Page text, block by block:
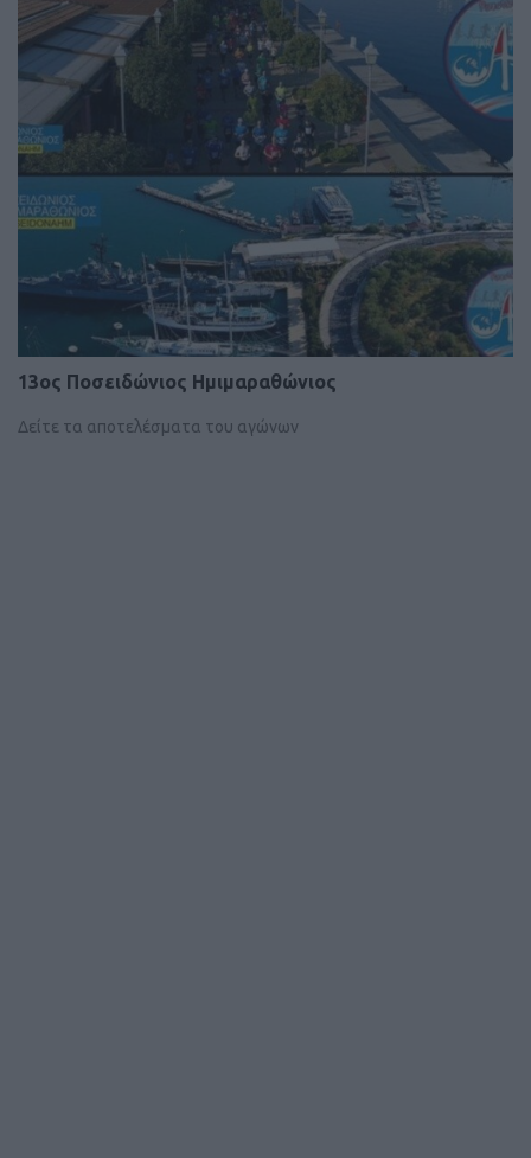
13ος Ποσειδώνιος Ημιμαραθώνιος
Δείτε τα αποτελέσματα του αγώνων